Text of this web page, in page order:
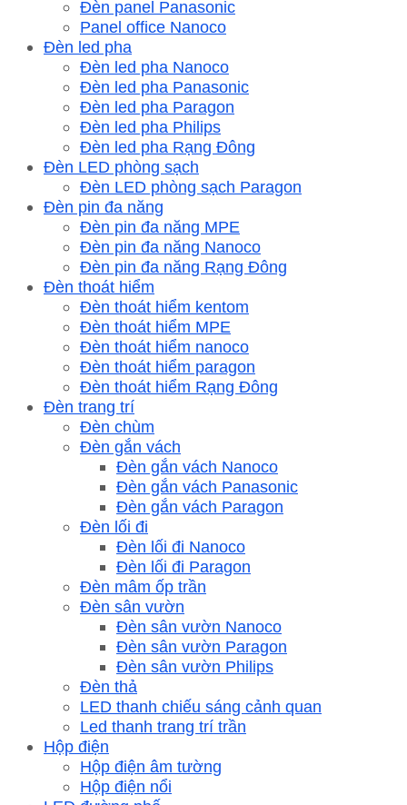
Đèn panel Panasonic
Panel office Nanoco
Đèn led pha
Đèn led pha Nanoco
Đèn led pha Panasonic
Đèn led pha Paragon
Đèn led pha Philips
Đèn led pha Rạng Đông
Đèn LED phòng sạch
Đèn LED phòng sạch Paragon
Đèn pin đa năng
Đèn pin đa năng MPE
Đèn pin đa năng Nanoco
Đèn pin đa năng Rạng Đông
Đèn thoát hiểm
Đèn thoát hiểm kentom
Đèn thoát hiểm MPE
Đèn thoát hiểm nanoco
Đèn thoát hiểm paragon
Đèn thoát hiểm Rạng Đông
Đèn trang trí
Đèn chùm
Đèn gắn vách
Đèn gắn vách Nanoco
Đèn gắn vách Panasonic
Đèn gắn vách Paragon
Đèn lối đi
Đèn lối đi Nanoco
Đèn lối đi Paragon
Đèn mâm ốp trần
Đèn sân vườn
Đèn sân vườn Nanoco
Đèn sân vườn Paragon
Đèn sân vườn Philips
Đèn thả
LED thanh chiếu sáng cảnh quan
Led thanh trang trí trần
Hộp điện
Hộp điện âm tường
Hộp điện nổi